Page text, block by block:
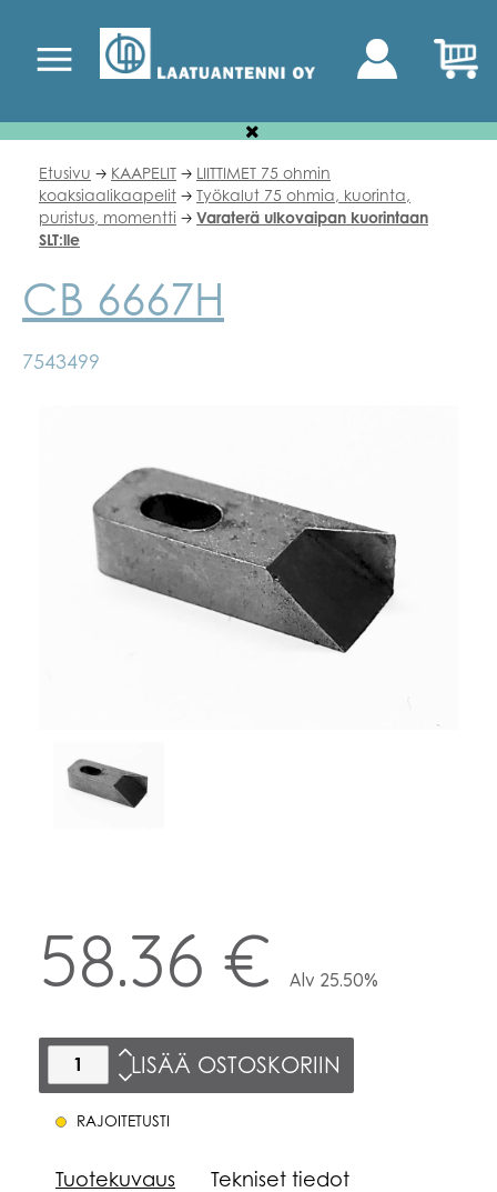
Etusivu 🡢 KAAPELIT 🡢 LIITTIMET 75 ohmin
koaksiaalikaapelit 🡢 Työkalut 75 ohmia, kuorinta,
puristus, momentti 🡢 Varaterä ulkovaipan kuorintaan
SLT:lle
CB 6667H
7543499
58.36 € Alv 25.50%
LISÄÄ OSTOSKORIIN
RAJOITETUSTI
Tuotekuvaus
Tekniset tiedot